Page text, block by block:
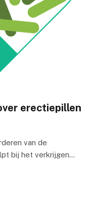
erectiepillen
van de
bij het verkrijgen…